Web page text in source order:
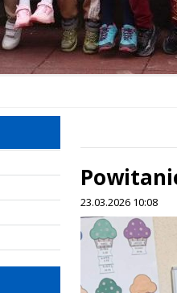
23.03.2026 10:08